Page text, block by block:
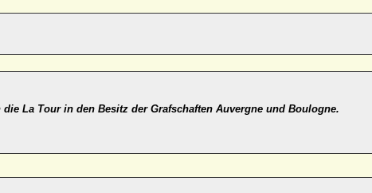
die La Tour in den Besitz der Grafschaften Auvergne und Boulogne.